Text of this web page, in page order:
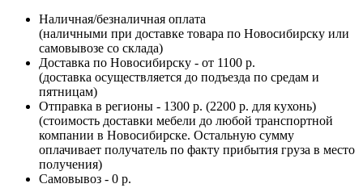
Наличная/безналичная оплата
(наличными при доставке товара по Новосибирску или
самовывозе со склада)
Доставка по Новосибирску - от 1100 р.
(доставка осуществляется до подъезда по средам и
пятницам)
Отправка в регионы - 1300 р. (2200 р. для кухонь)
(стоимость доставки мебели до любой транспортной
компании в Новосибирске. Остальную сумму
оплачивает получатель по факту прибытия груза в место
получения)
Самовывоз - 0 р.